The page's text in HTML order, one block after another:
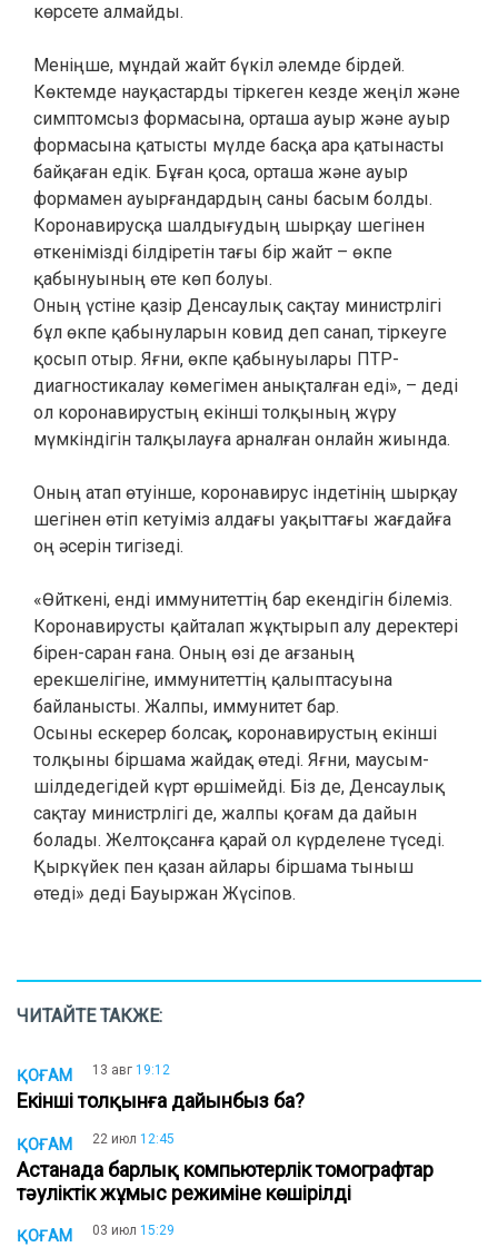
көрсете алмайды.
Меніңше, мұндай жайт бүкіл әлемде бірдей.
Көктемде науқастарды тіркеген кезде жеңіл және
симптомсыз формасына, орташа ауыр және ауыр
формасына қатысты мүлде басқа ара қатынасты
байқаған едік. Бұған қоса, орташа және ауыр
формамен ауырғандардың саны басым болды.
Коронавирусқа шалдығудың шырқау шегінен
өткенімізді білдіретін тағы бір жайт – өкпе
қабынуының өте көп болуы.
Оның үстіне қазір Денсаулық сақтау министрлігі
бұл өкпе қабынуларын ковид деп санап, тіркеуге
қосып отыр. Яғни, өкпе қабынуылары ПТР-
диагностикалау көмегімен анықталған еді», – деді
ол коронавирустың екінші толқының жүру
мүмкіндігін талқылауға арналған онлайн жиында.
Оның атап өтуінше, коронавирус індетінің шырқау
шегінен өтіп кетуіміз алдағы уақыттағы жағдайға
оң әсерін тигізеді.
«Өйткені, енді иммунитеттің бар екендігін білеміз.
Коронавирусты қайталап жұқтырып алу деректері
бірен-саран ғана. Оның өзі де ағзаның
ерекшелігіне, иммунитеттің қалыптасуына
байланысты. Жалпы, иммунитет бар.
Осыны ескерер болсақ, коронавирустың екінші
толқыны біршама жайдақ өтеді. Яғни, маусым-
шілдедегідей күрт өршімейді. Біз де, Денсаулық
сақтау министрлігі де, жалпы қоғам да дайын
болады. Желтоқсанға қарай ол күрделене түседі.
Қыркүйек пен қазан айлары біршама тыныш
өтеді» деді Бауыржан Жүсіпов.
ЧИТАЙТЕ ТАКЖЕ:
ҚОҒАМ 13 авг 19:12
Екінші толқынға дайынбыз ба?
ҚОҒАМ 22 июл 12:45
Астанада барлық компьютерлік томографтар
тәуліктік жұмыс режиміне көшірілді
ҚОҒАМ 03 июл 15:29